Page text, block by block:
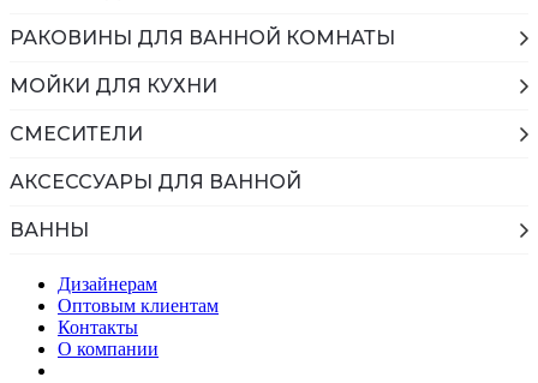
РАКОВИНЫ ДЛЯ ВАННОЙ КОМНАТЫ
МОЙКИ ДЛЯ КУХНИ
СМЕСИТЕЛИ
АКСЕССУАРЫ ДЛЯ ВАННОЙ
ВАННЫ
Дизайнерам
Оптовым клиентам
Контакты
О компании